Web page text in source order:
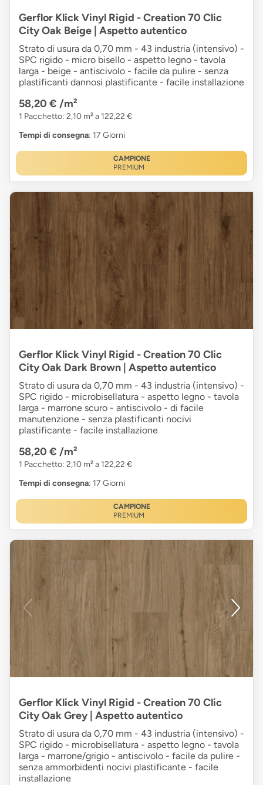
Gerflor Klick Vinyl Rigid - Creation 70 Clic
City Oak Beige | Aspetto autentico
Strato di usura da 0,70 mm - 43 industria (intensivo) -
SPC rigido - micro bisello - aspetto legno - tavola
larga - beige - antiscivolo - facile da pulire - senza
plastificanti dannosi plastificante - facile installazione
58,20 € /m²
1 Pacchetto: 2,10 m² a 122,22 €
Tempi di consegna: 17 Giorni
CAMPIONE
PREMIUM
Gerflor Klick Vinyl Rigid - Creation 70 Clic
City Oak Dark Brown | Aspetto autentico
Strato di usura da 0,70 mm - 43 industria (intensivo) -
SPC rigido - microbisellatura - aspetto legno - tavola
larga - marrone scuro - antiscivolo - di facile
manutenzione - senza plastificanti nocivi
plastificante - facile installazione
58,20 € /m²
1 Pacchetto: 2,10 m² a 122,22 €
Tempi di consegna: 17 Giorni
CAMPIONE
PREMIUM
Gerflor Klick Vinyl Rigid - Creation 70 Clic
City Oak Grey | Aspetto autentico
Strato di usura da 0,70 mm - 43 industria (intensivo) -
SPC rigido - microbisellatura - aspetto legno - tavola
larga - marrone/grigio - antiscivolo - facile da pulire -
senza ammorbidenti nocivi plastificante - facile
installazione